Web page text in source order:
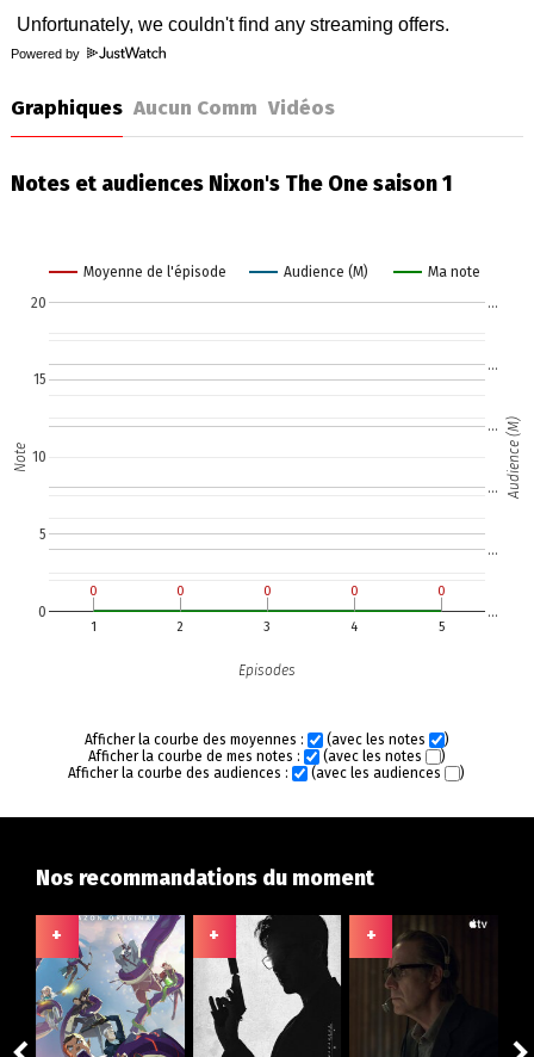
Powered by
Graphiques Aucun Comm Vidéos
Notes et audiences Nixon's The One saison 1
Moyenne de l'épisode Audience (M) Ma note
1 2 3 4 5
0
5
10
15
20
…
…
…
…
…
…
0
0 0
0 0
0 0
0 0
0
Episodes
Note Audience (M)
Afficher la courbe des moyennes : (avec les notes
)
Afficher la courbe de mes notes :
(avec les notes
)
Afficher la courbe des audiences :
(avec les audiences )
Nos recommandations du moment
+ + +